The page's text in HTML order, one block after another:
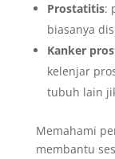
Prostatitis:
biasanya
Kanker
kelenjar
tubuh lain
Memahami
membantu